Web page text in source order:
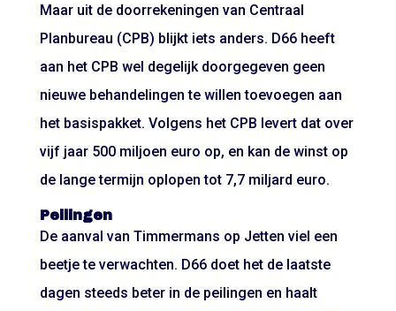
Maar uit de doorrekeningen van Centraal
Planbureau (CPB) blijkt iets anders. D66 heeft
aan het CPB wel degelijk doorgegeven geen
nieuwe behandelingen te willen toevoegen aan
het basispakket. Volgens het CPB levert dat over
vijf jaar 500 miljoen euro op, en kan de winst op
de lange termijn oplopen tot 7,7 miljard euro.
Peilingen
De aanval van Timmermans op Jetten viel een
beetje te verwachten. D66 doet het de laatste
dagen steeds beter in de peilingen en haalt